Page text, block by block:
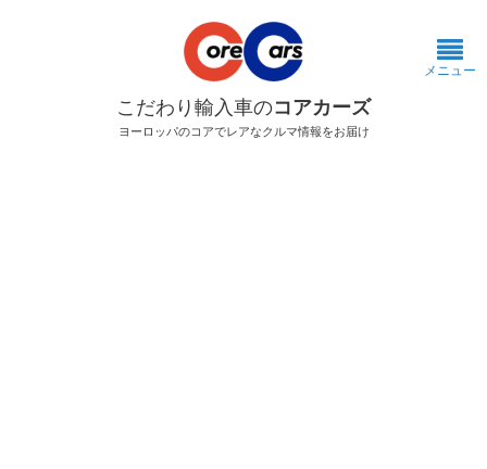
こだわり輸入車のコアカーズ
ヨーロッパのコアでレアなクルマ情報をお届け
メニュー